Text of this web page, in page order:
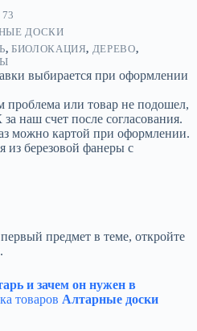
ДОСКИ
, БИОЛОКАЦИЯ, ДЕРЕВО,
выбирается при оформлении
проблема или товар не подошел,
наш счет после согласования.
можно картой при оформлении.
из березовой фанеры с
предмет в теме, откройте
и зачем он нужен в
товаров Алтарные доски